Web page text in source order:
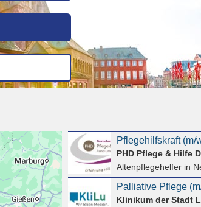
PHD Pflege & Hilfe
Altenpflegehelferin
Palliative Pflege
Klinikum der Stadt